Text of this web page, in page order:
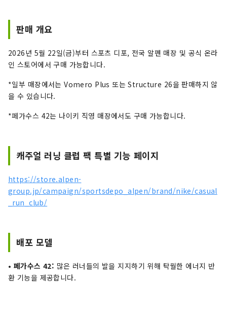
판매 개요
2026년 5월 22일(금)부터 스포츠 디포, 전국 알펜 매장 및 공식 온라
인 스토어에서 구매 가능합니다.
*일부 매장에서는 Vomero Plus 또는 Structure 26을 판매하지 않
을 수 있습니다.
*페가수스 42는 나이키 직영 매장에서도 구매 가능합니다.
캐주얼 러닝 클럽 팩 특별 기능 페이지
https://store.alpen-
group.jp/campaign/sportsdepo_alpen/brand/nike/casual
_run_club/
배포 모델
• 페가수스 42: 많은 러너들의 발을 지지하기 위해 탁월한 에너지 반
환 기능을 제공합니다.